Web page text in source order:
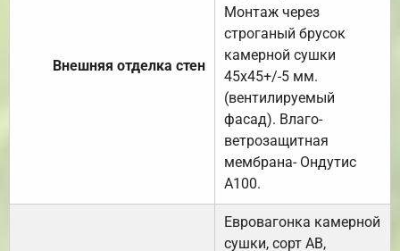
Внешняя отделка стен
Монтаж через
строганый брусок
камерной сушки
45х45+/-5 мм.
(вентилируемый
фасад). Влаго-
ветрозащитная
мембрана- Ондутис
А100.
Евровагонка камерной
сушки, сорт АВ,